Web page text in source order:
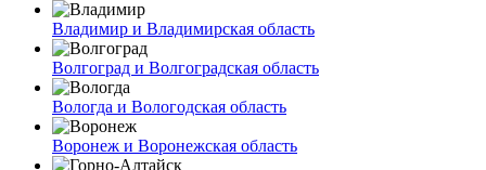
Владимир и Владимирская область
Волгоград и Волгоградская область
Вологда и Вологодская область
Воронеж и Воронежская область